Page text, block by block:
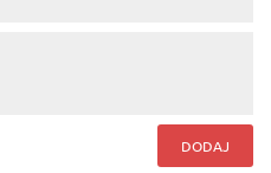
DODAJ